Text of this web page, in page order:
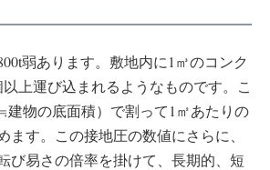
弱あります。敷地内に1㎥のコンク
上運び込まれるようなものです。こ
建物の底面積）で割って1㎡あたりの
ます。この接地圧の数値にさらに、
び易さの倍率を掛けて、長期的、短